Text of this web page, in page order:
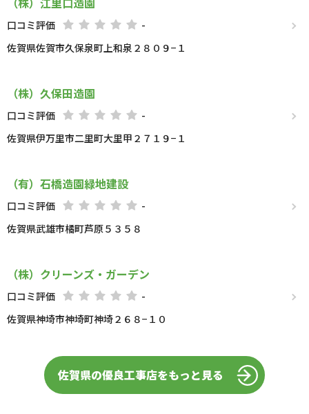
口コミ評価
-
佐賀県佐賀市久保泉町上和泉２８０９−１
（株）久保田造園
口コミ評価
-
佐賀県伊万里市二里町大里甲２７１９−１
（有）石橋造園緑地建設
口コミ評価
-
佐賀県武雄市橘町芦原５３５８
（株）クリーンズ・ガーデン
口コミ評価
-
佐賀県神埼市神埼町神埼２６８−１０
佐賀県の優良工事店をもっと見る